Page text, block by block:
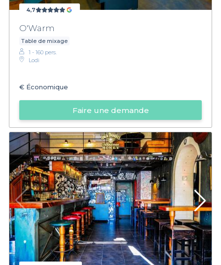
4,7
O'Warm
Table de mixage
1 - 160 pers.
Lodi
€ Économique
Faire une demande